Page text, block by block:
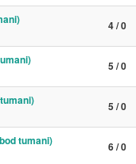
4 / 0
5 / 0
5 / 0
tumani) 6 / 0